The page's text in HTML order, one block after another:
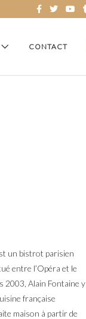
CONTACT
un bistrot parisien
entre l’Opéra et le
2003, Alain Fontaine y
française
maison à partir de